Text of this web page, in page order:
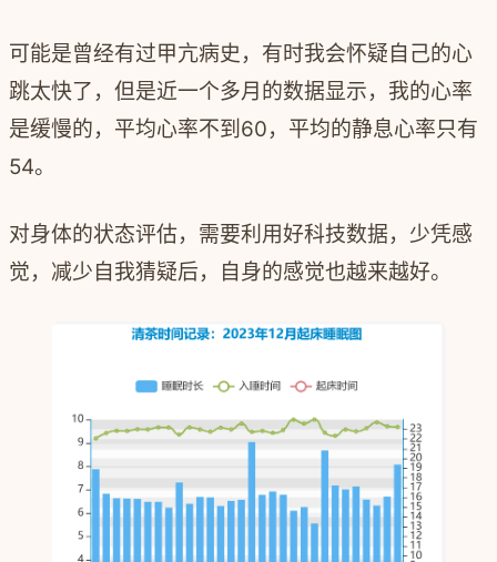
可能是曾经有过甲亢病史，有时我会怀疑自己的心
跳太快了，但是近一个多月的数据显示，我的心率
是缓慢的，平均心率不到60，平均的静息心率只有
54。
对身体的状态评估，需要利用好科技数据，少凭感
觉，减少自我猜疑后，自身的感觉也越来越好。